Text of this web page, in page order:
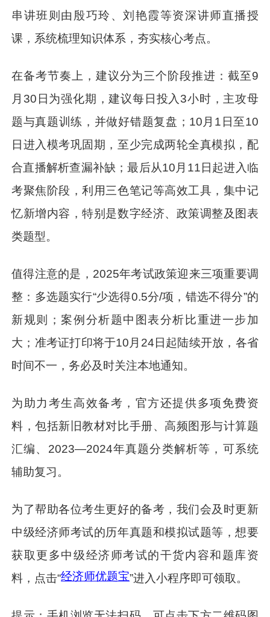
串讲班则由殷巧玲、刘艳霞等资深讲师直播授
课，系统梳理知识体系，夯实核心考点。
在备考节奏上，建议分为三个阶段推进：截至9
月30日为强化期，建议每日投入3小时，主攻母
题与真题训练，并做好错题复盘；10月1日至10
日进入模考巩固期，至少完成两轮全真模拟，配
合直播解析查漏补缺；最后从10月11日起进入临
考聚焦阶段，利用三色笔记等高效工具，集中记
忆新增内容，特别是数字经济、政策调整及图表
类题型。
值得注意的是，2025年考试政策迎来三项重要调
整：多选题实行“少选得0.5分/项，错选不得分”的
新规则；案例分析题中图表分析比重进一步加
大；准考证打印将于10月24日起陆续开放，各省
时间不一，务必及时关注本地通知。
为助力考生高效备考，官方还提供多项免费资
料，包括新旧教材对比手册、高频图形与计算题
汇编、2023—2024年真题分类解析等，可系统
辅助复习。
为了帮助各位考生更好的备考，我们会及时更新
中级经济师考试的历年真题和模拟试题等，想要
获取更多中级经济师考试的干货内容和题库资
料，点击“经济师优题宝”进入小程序即可领取。